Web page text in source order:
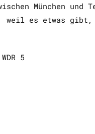
München
weil es etwas
5